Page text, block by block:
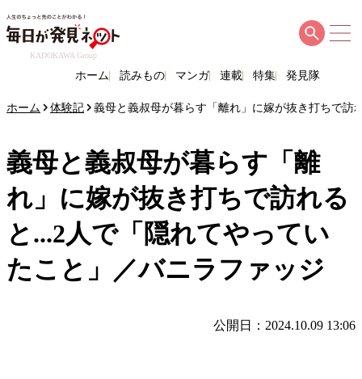
KADOKAWA Group
ホーム 読みもの マンガ 連載 特集 発見隊
ホーム 体験記 義母と義叔母が暮らす「離れ」に嫁が抜き打ちで
義母と義叔母が暮らす「離
れ」に嫁が抜き打ちで訪れる
と...2人で「隠れてやってい
たこと」／バニラファッジ
公開日：2024.10.09 13:06